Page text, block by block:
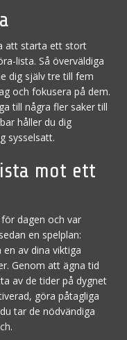
att starta ett stort
lista. Så överväldiga
dig själv tre till fem
och fokusera på dem.
till några fler saker till
håller du dig
sysselsatt.
mot ett
dagen och var
en spelplan:
av dina viktiga
Genom att ägna tid
av de tider på dygnet
göra påtagliga
tar de nödvändiga